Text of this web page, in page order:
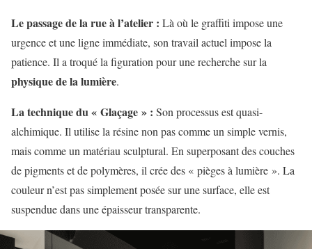
Le passage de la rue à l’atelier : Là où le graffiti impose une
urgence et une ligne immédiate, son travail actuel impose la
patience. Il a troqué la figuration pour une recherche sur la
physique de la lumière.
La technique du « Glaçage » : Son processus est quasi-
alchimique. Il utilise la résine non pas comme un simple vernis,
mais comme un matériau sculptural. En superposant des couches
de pigments et de polymères, il crée des « pièges à lumière ». La
couleur n’est pas simplement posée sur une surface, elle est
suspendue dans une épaisseur transparente.